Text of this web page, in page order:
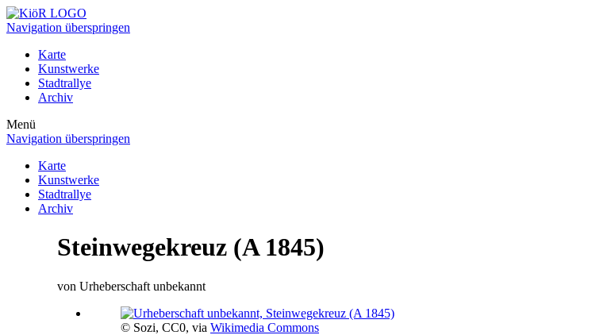
Navigation überspringen
Karte
Kunstwerke
Stadtrallye
Archiv
Menü
Navigation überspringen
Karte
Kunstwerke
Stadtrallye
Archiv
Steinwegekreuz (A 1845)
von Urheberschaft unbekannt
© Sozi, CC0, via Wikimedia Commons